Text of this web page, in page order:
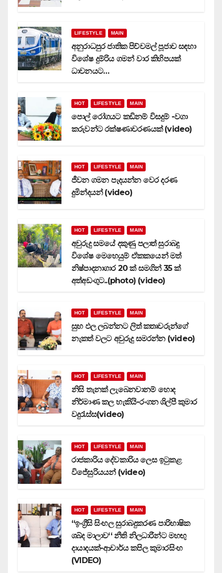
LIFESTYLE MAIN
අනුරාධපුර ජාතික පිච්චමල් පූජාව සඳහා
විශේෂ දුම්රිය ගමන් වාර කිහිපයක්
ධාවනයට…
HOT LIFESTYLE MAIN
පොල් රෝගයට කඩිනම් විසදුම් -වගා
කරුවන්ට රක්ෂණාවරණයක් (video)
HOT LIFESTYLE MAIN
ජීවන ගමන පැදයන්න වෙර දරණ
දුමින්දයන් (video)
HOT LIFESTYLE MAIN
අවුරුදු සමයේ දකුණු පලාත් සුරාබදු
විශේෂ මෙහෙයුම් ඒකකයෙන් මත්
නිෂ්පාදනාගාර 20 ක් සමගින් 35 ක්
අත්අඩංගුට..(photo) (video)
HOT LIFESTYLE MAIN
සුභ ඵල ලබන්නට ලිත් කතෘවරුන්ගේ
නැකත් වලට අවුරුදු සමරන්න (video)
HOT LIFESTYLE MAIN
නිසි තැනක් ලැබෙනවානම් හොද
නිර්මාණ කල හැකියි-රංගන ශිල්පී කුමාර
වදුරැස්ස(video)
HOT LIFESTYLE MAIN
රාජකාරිය දේවකාරිය ලෙස ඉටුකළ
විජේසුරියයන් (video)
HOT LIFESTYLE MAIN
‘‘ඉංග්‍රීසි සිංහල සුරාබදුකරණ පාරිභාෂික
ශබ්ද මාලාව‘‘ නීති නිලධාරීන්ට මහඟු
දායාදයක්-ආචාර්ය කපිල කුමාරසිංහ
(VIDEO)